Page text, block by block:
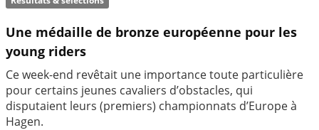
Une médaille de bronze européenne pour les
young riders
Ce week-end revêtait une importance toute particulière
pour certains jeunes cavaliers d’obstacles, qui
disputaient leurs (premiers) championnats d’Europe à
Hagen.